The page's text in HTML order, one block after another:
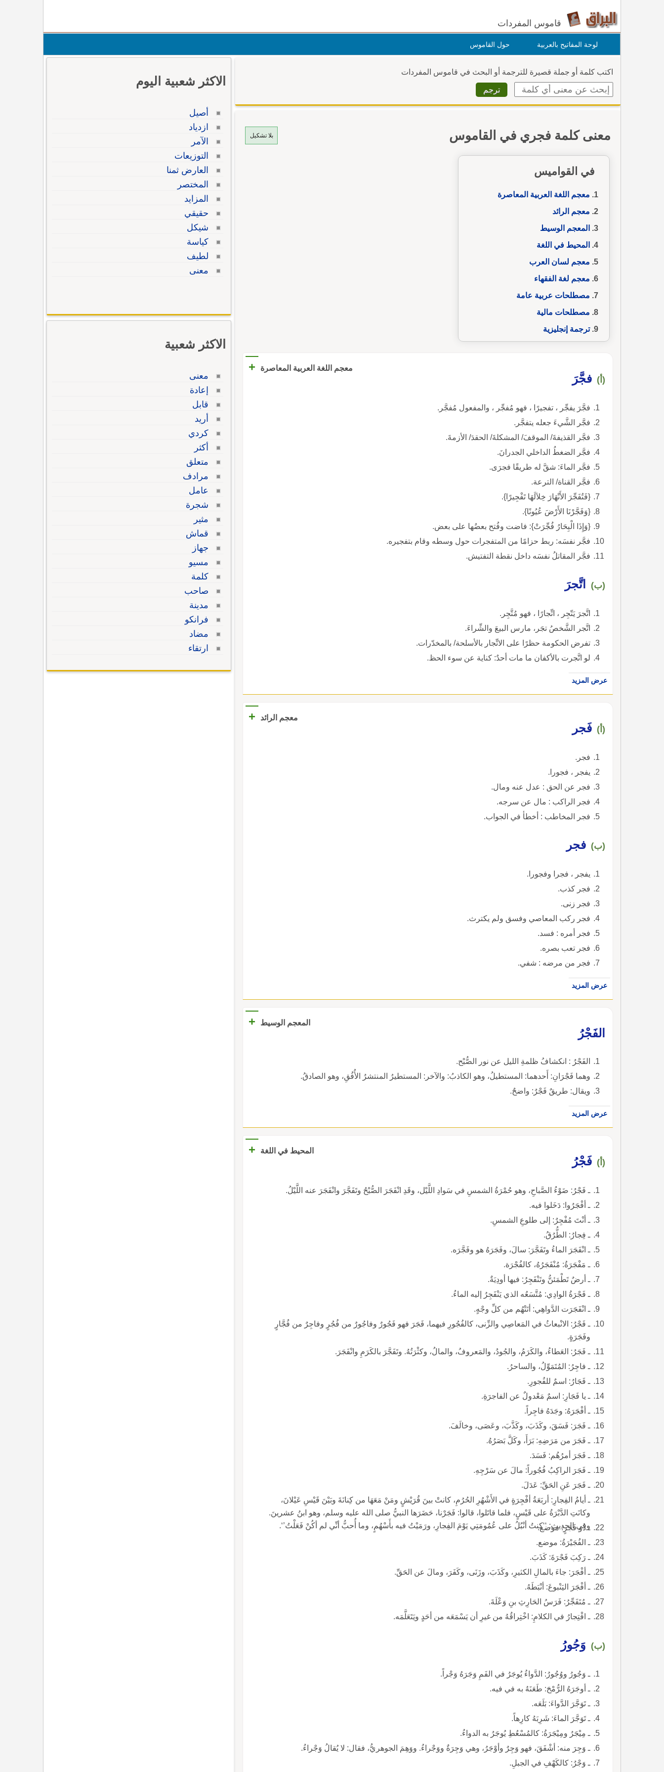
قاموس المفردات
لوحة المفاتيح بالعربية حول القاموس
اكتب كلمة أو جملة قصيرة للترجمة أو البحث في قاموس المفردات
بلا تشكيل معنى كلمة فجري في القاموس
في القواميس
معجم اللغة العربية المعاصرة
معجم الرائد
المعجم الوسيط
المحيط في اللغة
معجم لسان العرب
معجم لغة الفقهاء
مصطلحات عربية عامة
مصطلحات مالية
ترجمة إنجليزية
معجم اللغة العربية المعاصرة +
(أ) فجَّرَ
فجَّرَ يفجِّر ، تفجيرًا ، فهو مُفجِّر ، والمفعول مُفجَّر.
فجَّر الشَّيءَ جعله يتفجَّر.
فجَّر القذيفةَ/ الموقفَ/ المشكلةَ/ الحقدَ/ الأزمةَ.
فجَّر الضغطُ الداخلي الجدرانَ.
فجَّر الماءَ: شقَّ له طريقًا فجرَى.
فجَّر القناة/ الترعة.
{فَتُفَجِّرَ الأَنْهَارَ خِلاَلَهَا تَفْجِيرًا}.
{وَفَجَّرْنَا الأَرْضَ عُيُونًا}.
{وَإِذَا الْبِحَارُ فُجِّرَتْ}: فاضت وفُتح بعضُها على بعض.
فجَّر نفسَه: ربط حزامًا من المتفجرات حول وسطه وقام بتفجيره.
فجَّر المقاتلُ نفسَه داخل نقطة التفتيش.
(ب) اتَّجرَ
اتَّجرَ يَتّجِر ، اتِّجارًا ، فهو مُتَّجِر.
اتَّجر الشَّخصُ تجَر، مارس البيعَ والشِّراءَ.
تفرض الحكومة حظرًا على الاتِّجار بالأسلحة/ بالمخدّرات.
لو اتَّجرت بالأكفان ما مات أحدٌ: كناية عن سوء الحظ.
عرض المزيد
معجم الرائد +
(أ) فَجر
فجر.
يفجر ، فجورا.
فجر عن الحق : عدل عنه ومال.
فجر الراكب : مال عن سرجه.
فجر المخاطب : أخطأ في الجواب.
(ب) فجر
يفجر ، فجرا وفجورا.
فجر كذب.
فجر زنى.
فجر ركب المعاصي وفسق ولم يكترث.
فجر أمره : فسد.
فجر تعب بصره.
فجر من مرضه : شفي.
عرض المزيد
المعجم الوسيط
+
الفَجْرُ
الفَجْرُ : انكشافُ ظلمةِ الليل عن نور الصُّبْح.
وهما فَجْرَانِ: أَحدهما: المستطيلُ، وهو الكاذبُ: والآخر: المستطيرُ المنتشرُ الأُفُقِ، وهو الصادقُ.
ويقال: طريقٌ فَجْرٌ: واضحٌ.
عرض المزيد
المحيط في اللغة +
(أ) فَجْرُ
ـ فَجْرُ: ضَوْءُ الصَّباحِ، وهو حُمْرَةُ الشمسِ في سَوادِ اللَّيْل، وقَدِ انْفَجَرَ الصُّبْحُ وتَفَجَّرَ وانْفَجَرَ عنه اللَّيْلُ.
ـ أفْجَرُوا: دَخَلوا فيه.
ـ أنْتَ مُفْجِرٌ: إلى طلوعِ الشمسِ.
ـ فِجارُ: الطُّرُقُ.
ـ انْفَجَرَ الماءُ وتَفَجَّرَ: سالَ، وفَجَرَهُ هو وفَجَّرَه.
ـ مَفْجَرَةُ: مُنْفَجَرُهُ، كالفُجْرَة.
ـ أرضٌ تَطْمَئنُّ وتَنْفَجِرُ: فيها أودِيَةٌ.
ـ فَجْرَةُ الوادِي: مُتَّسَعُه الذي يَنْفَجِرُ إليه الماءُ.
ـ انْفَجَرَت الدَّواهِي: أتَتْهُم من كلِّ وجْهٍ.
ـ فَجْرُ: الانْبعاثُ في المَعاصِي والزِّنى، كالفُجُورِ فيهما، فَجَرَ فهو فَجُورٌ وفاجُورٌ من فُجُرٍ وفاجِرٌ من فُجَّارٍ
وفَجَرَةٍ.
ـ فَجَرُ: العَطاءُ، والكَرَمُ، والجُودُ، والمَعروفُ، والمالُ، وكثْرَتُهُ. وتَفَجَّرَ بالكَرَمِ وانْفَجَرَ.
ـ فاجِرُ: المُتَمَوِّلُ، والساحرُ.
ـ فَجَارُ: اسمٌ للفُجورِ.
ـ يا فَجَارِ: اسمٌ مَعْدولٌ عن الفاجرَةِ.
ـ أفْجَرَهُ: وجَدَهُ فاجِراً.
ـ فَجَرَ: فَسَقَ، وكَذَبَ، وكَذَّبَ، وعَصَى، وخالَفَ.
ـ فَجَرَ من مَرَضِهِ: بَرَأَ، وكَلَّ بَصَرُهُ.
ـ فَجَرَ أمرُهُم: فَسَدَ.
ـ فَجَرَ الراكِبُ فُجُوراً: مالَ عن سَرْجِهِ.
ـ فَجَرَ عَنِ الحَقِّ: عَدَلَ.
ـ أيامُ الفِجارِ: أربَعَةُ أفْجِرَةٍ في الأَشْهُرِ الحُرُمِ، كانتْ بينَ قُرَيْشٍ ومَنْ مَعَهَا من كِنانَةَ وبَيْنَ قَيْسِ عَيْلانَ،
وكانَتِ الدَّبْرَةُ على قَيْسٍ، فلما قاتَلوا، قالوا: فَجَرْنا، حَضَرَها النبيُّ صلى الله عليه وسلم، وهو ابنُ عشرينَ.
وفي الحديث: ‘‘كنتُ أنْبُلُ على عُمُومَتِي يَوْمَ الفِجارِ، ورَمَيْتُ فيه بأَسْهُمٍ، وما أُحبُّ أنِّي لم أكُنْ فَعَلْتُ’‘.
ـ ذُو فَجَرٍ: موضع.
ـ الفُجَيْرَةُ: موضع.
ـ رَكِبَ فَجْرَةَ: كَذَبَ.
ـ أفْجَرَ: جاءَ بالمالِ الكثيرِ، وكَذَبَ، وزَنَى، وكَفَرَ، ومالَ عن الحَقِّ.
ـ أفْجَرَ اليَنْبوعَ: أنْبَطَهُ.
ـ مُتَفَجِّرُ: فَرَسُ الحَارِثِ بنِ وَعْلَةَ.
ـ افْتِجارُ في الكلامِ: اخْتِراقُهُ من غيرِ أن يَسْمَعَه من أحَدٍ ويَتَعَلَّمَه.
(ب) وَجُورُ
ـ وَجُورُ ووُجُورُ: الدَّواءُ يُوجَرُ في الفَمِ وَجَرَهُ وَجْراً.
ـ أوجَرَهُ الرُّمْحَ: طَعَنَهُ به في فيه.
ـ تَوَجَّرَ الدَّواءَ: بَلَعَه.
ـ تَوَجَّرَ الماءَ: شَرِبَهُ كارِهاً.
ـ مِيْجَرُ ومِيْجَرَةُ: كالمُسْعُطِ يُوجَرُ به الدواءُ.
ـ وَجِرَ منه: أشْفَقَ، فهو وَجِرٌ وأوْجَرُ، وهي وَجِرَةٌ ووَجْراءُ. ووَهِمَ الجوهريُّ، فقال: لا يُقالُ وَجْراءُ.
ـ وَجْرُ: كالكَهْفِ في الجبلِ.
الاكثر شعبية اليوم
أصيل
ازدياد
الآمر
التوزيعات
العارض ثمنا
المختصر
المزايد
حقيقي
شيكل
كياسة
لطيف
معنى
الاكثر شعبية
معنى
إعادة
قابل
أريد
كردي
أكثر
متعلق
مرادف
عامل
شجرة
مثير
قماش
جهاز
مسيو
كلمة
صاحب
مدينة
فرانكو
مضاد
ارتقاء